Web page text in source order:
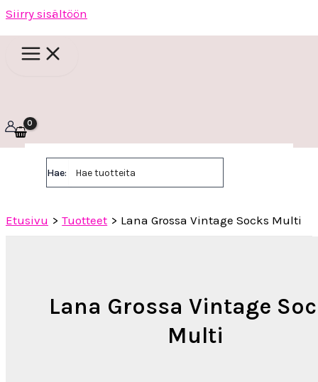
Siirry sisältöön
Hae:
Etusivu Tuotteet Lana Grossa Vintage Socks Multi
Lana Grossa Vintage
Multi